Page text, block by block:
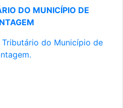
DO MUNICÍPIO DE
do Município de